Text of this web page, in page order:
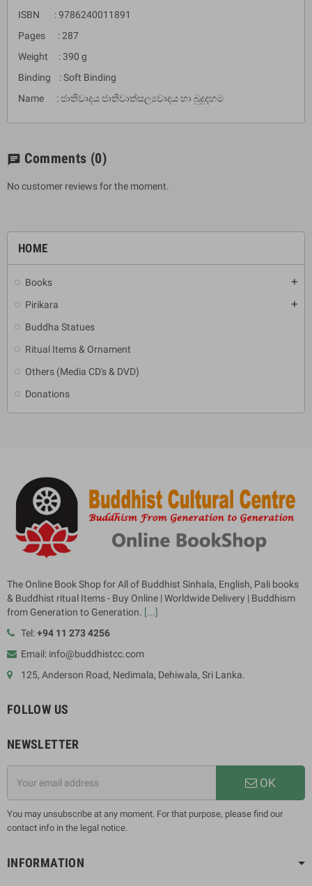
HOME
Books add
Pirikara add
Buddha Statues
Ritual Items & Ornament
Others (Media CD's & DVD)
Donations
ISBN : 9786240011891
Pages : 287
Weight : 390 g
Binding : Soft Binding
Name : ජාතිවාදය ජාතිවාත්සල්‍යවාදය හා බුදුදහම
chat Comments (0)
No customer reviews for the moment.
The Online Book Shop for All of Buddhist Sinhala, English, Pali books
& Buddhist ritual Items - Buy Online | Worldwide Delivery | Buddhism
from Generation to Generation. [...]
Tel:+94 11 273 4256
Email: info@buddhistcc.com
125, Anderson Road, Nedimala, Dehiwala, Sri Lanka.
FOLLOW US
NEWSLETTER
OK
You may unsubscribe at any moment. For that purpose, please find our
contact info in the legal notice.
INFORMATION